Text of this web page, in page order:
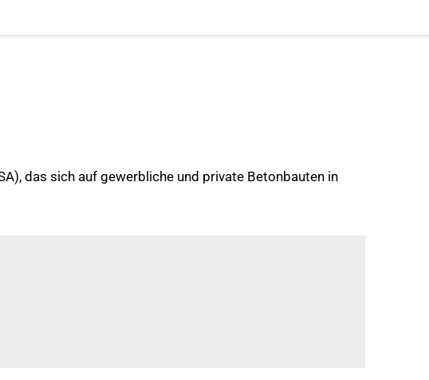
das sich auf gewerbliche und private Betonbauten in